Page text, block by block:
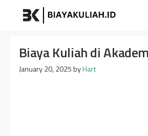
Biaya Kuliah di
January 20, 2025byHart